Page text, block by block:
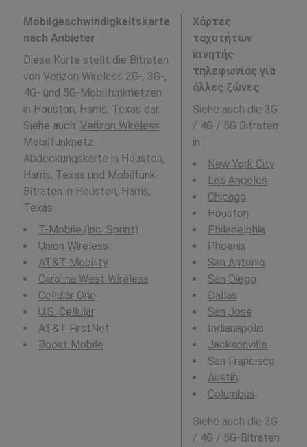
Mobilgeschwindigkeitskarte
nach Anbieter
Diese Karte stellt die Bitraten
von Verizon Wireless 2G-, 3G-,
4G- und 5G-Mobilfunknetzen
in Houston, Harris, Texas dar.
Siehe auch: Verizon Wireless
Mobilfunknetz-
Abdeckungskarte in Houston,
Harris, Texas und Mobilfunk-
Bitraten in Houston, Harris,
Texas .
T-Mobile (inc. Sprint)
Union Wireless
AT&T Mobility
Carolina West Wireless
Cellular One
U.S. Cellular
AT&T FirstNet
Boost Mobile
Χάρτες
ταχυτήτων
κινητής
τηλεφωνίας για
άλλες ζώνες
Siehe auch die 3G
/ 4G / 5G Bitraten
in :
New York City
Los Angeles
Chicago
Houston
Philadelphia
Phoenix
San Antonio
San Diego
Dallas
San Jose
Indianapolis
Jacksonville
San Francisco
Austin
Columbus
Siehe auch die 3G
/ 4G / 5G-Bitraten